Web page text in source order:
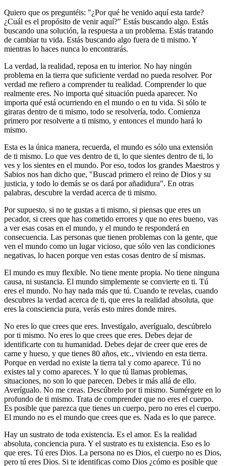
Quiero que os preguntéis: "¿Por qué he venido aquí esta tarde?
¿Cuál es el propósito de venir aquí?" Estás buscando algo. Estás
buscando una solución, la respuesta a un problema. Estás tratando
de cambiar tu vida. Estás buscando algo fuera de ti mismo. Y
mientras lo haces nunca lo encontrarás.
La verdad, la realidad, reposa en tu interior. No hay ningún
problema en la tierra que suficiente verdad no pueda resolver. Por
verdad me refiero a comprender tu realidad. Comprender lo que
realmente eres. No importa qué situación pueda aparecer. No
importa qué está ocurriendo en el mundo o en tu vida. Si sólo te
giraras dentro de ti mismo, todo se resolvería, todo. Comienza
primero por resolverte a ti mismo, y entonces el mundo hará lo
mismo.
Esta es la única manera, recuerda, el mundo es sólo una extensión
de ti mismo. Lo que ves dentro de ti, lo que sientes dentro de ti, lo
ves y los sientes en el mundo. Por eso, todos los grandes Maestros y
Sabios nos han dicho que, "Buscad primero el reino de Dios y su
justicia, y todo lo demás se os dará por añadidura". En otras
palabras, descubre la verdad acerca de ti mismo.
Por supuesto, si no te gustas a ti mismo, si piensas que eres un
pecador, si crees que has cometido errores y que no eres bueno, vas
a ver esas cosas en el mundo, y el mundo te responderá en
consecuencia. Las personas que tienen problemas con la gente, que
ven el mundo como un lugar vicioso, que sólo ven las condiciones
negativas, lo hacen porque ven estas cosas dentro de sí mismas.
El mundo es muy flexible. No tiene mente propia. No tiene ninguna
causa, ni sustancia. El mundo simplemente se convierte en ti. Tú
eres el mundo. No hay nada más que tú. Cuando te revelas, cuando
descubres la verdad acerca de ti, que eres la realidad absoluta, que
eres la consciencia pura, verás esto mires donde mires.
No eres lo que crees que eres. Investígalo, averígualo, descúbrelo
por ti mismo. No eres lo que crees que eres. Debes dejar de
identificarte con tu humanidad. Debes dejar de creer que eres de
carne y hueso, y que tienes 80 años, etc., viviendo en esta tierra.
Porque en verdad no existe la tierra tal y como aparece. Tú no
existes tal y como apareces. Y lo que tú llamas problemas,
situaciones, no son lo que parecen. Debes ir más allá de ello.
Averígualo. No me creas. Descúbrelo por ti mismo. Sumérgete en lo
profundo de ti mismo. Trata de comprender que no eres el cuerpo.
Es posible que parezca que tienes un cuerpo, pero no eres el cuerpo.
El mundo no es el mundo que crees que es. Nada es lo que parece.
Hay un sustrato de toda existencia. Es el amor. Es la realidad
absoluta, conciencia pura. Y el sustrato es tu existencia. Eso es lo
que eres. Tú eres Dios. La persona no es Dios, el cuerpo no es Dios,
pero tú eres Dios. Si te identificas como Dios ¿cómo es posible que